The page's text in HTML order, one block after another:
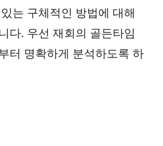
는 구체적인 방법에 대해
다. 우선 재회의 골든타임
터 명확하게 분석하도록 하